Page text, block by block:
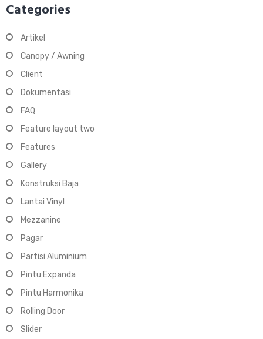
Categories
Artikel
Canopy / Awning
Client
Dokumentasi
FAQ
Feature layout two
Features
Gallery
Konstruksi Baja
Lantai Vinyl
Mezzanine
Pagar
Partisi Aluminium
Pintu Expanda
Pintu Harmonika
Rolling Door
Slider